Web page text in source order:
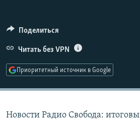
ПОДПИШИТЕСЬ НА РАССЫЛКУ
СОЦИАЛЬНЫЕ СЕТИ
Поделиться
Читать без VPN
Приоритетный источник в Google
Новости Радио Свобода: